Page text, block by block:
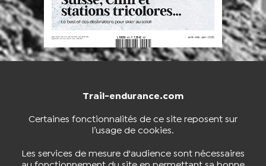
Trail-endurance.com
Certaines fonctionnalités de ce site reposent sur
l’usage de cookies.
Les services de mesure d'audience sont nécessaires
NOUS CONTACTER BOUTIQUE